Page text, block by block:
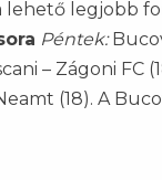
lehető legjobb
Péntek:
– Zágoni
(18). A